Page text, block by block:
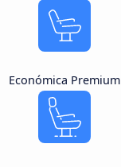
Económica Premium